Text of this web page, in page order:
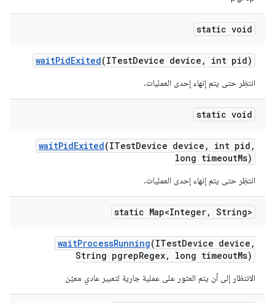
static void
waitPidExited(ITestDevice device , int pid)
انتظِر حتى يتم إنهاء إحدى العمليات.
static void
waitPidExited(ITestDevice device , int pid ,
long timeoutMs)
انتظِر حتى يتم إنهاء إحدى العمليات.
static Map<Integer, String>
waitProcessRunning(ITestDevice device ,
String pgrepRegex, long timeoutMs)
الانتظار إلى أن يتم العثور على عملية جارية لتعبير عادي معيّن